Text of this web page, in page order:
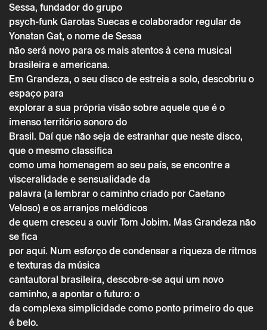
Sessa, fundador do grupo
psych-funk Garotas Suecas e colaborador regular de
Yonatan Gat, o nome de Sessa
não será novo para os mais atentos à cena musical
brasileira e americana.
Em Grandeza, o seu disco de estreia a solo, descobriu o
espaço para
explorar a sua própria visão sobre aquele que é o
imenso território sonoro do
Brasil. Daí que não seja de estranhar que neste disco,
que o mesmo classifica
como uma homenagem ao seu país, se encontre a
visceralidade e sensualidade da
palavra (a lembrar o caminho criado por Caetano
Veloso) e os arranjos melódicos
de quem cresceu a ouvir Tom Jobim. Mas Grandeza não
se fica
por aqui. Num esforço de condensar a riqueza de ritmos
e texturas da música
cantautoral brasileira, descobre-se aqui um novo
caminho, a apontar o futuro: o
da complexa simplicidade como ponto primeiro do que
é belo.
Sexta 8 abril→Música
SESSA